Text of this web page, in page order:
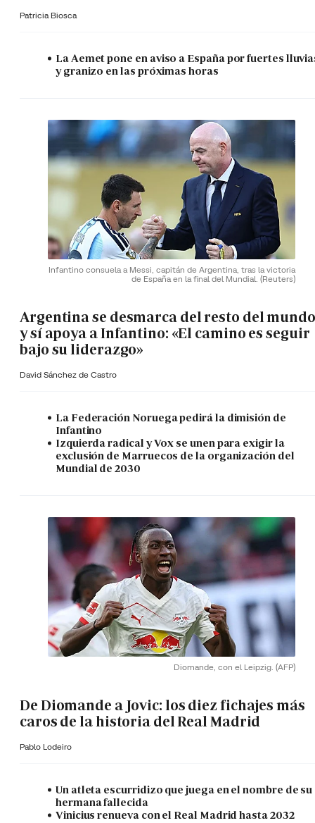
Patricia Biosca
La Aemet pone en aviso a España por fuertes
y granizo en las próximas horas
Infantino consuela a Messi, capitán de Argentina, tras la victoria
de España en la final del Mundial. (Reuters)
Argentina se desmarca del resto del mundo
y sí apoya a Infantino: «El camino es seguir
bajo su liderazgo»
David Sánchez de Castro
La Federación Noruega pedirá la dimisión de
Infantino
Izquierda radical y Vox se unen para exigir la
exclusión de Marruecos de la organización del
Mundial de 2030
Diomande, con el Leipzig. (AFP)
De Diomande a Jovic: los diez fichajes más
caros de la historia del Real Madrid
Pablo Lodeiro
Un atleta escurridizo que juega en el nombre de su
hermana fallecida
Vinicius renueva con el Real Madrid hasta 2032